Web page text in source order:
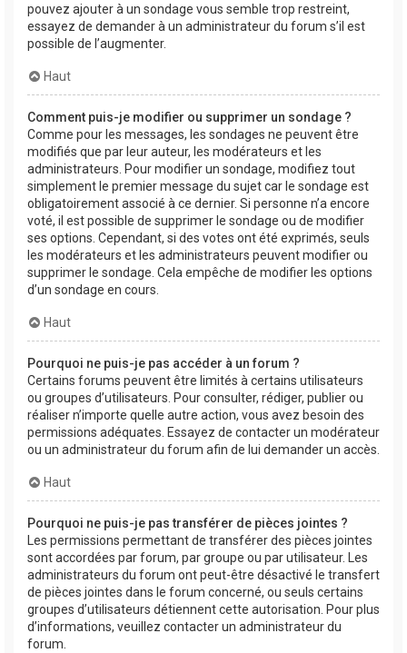
pouvez ajouter à un sondage vous semble trop restreint,
essayez de demander à un administrateur du forum s’il est
possible de l’augmenter.
Haut
Comment puis-je modifier ou supprimer un sondage ?
Comme pour les messages, les sondages ne peuvent être
modifiés que par leur auteur, les modérateurs et les
administrateurs. Pour modifier un sondage, modifiez tout
simplement le premier message du sujet car le sondage est
obligatoirement associé à ce dernier. Si personne n’a encore
voté, il est possible de supprimer le sondage ou de modifier
ses options. Cependant, si des votes ont été exprimés, seuls
les modérateurs et les administrateurs peuvent modifier ou
supprimer le sondage. Cela empêche de modifier les options
d’un sondage en cours.
Haut
Pourquoi ne puis-je pas accéder à un forum ?
Certains forums peuvent être limités à certains utilisateurs
ou groupes d’utilisateurs. Pour consulter, rédiger, publier ou
réaliser n’importe quelle autre action, vous avez besoin des
permissions adéquates. Essayez de contacter un modérateur
ou un administrateur du forum afin de lui demander un accès.
Haut
Pourquoi ne puis-je pas transférer de pièces jointes ?
Les permissions permettant de transférer des pièces jointes
sont accordées par forum, par groupe ou par utilisateur. Les
administrateurs du forum ont peut-être désactivé le transfert
de pièces jointes dans le forum concerné, ou seuls certains
groupes d’utilisateurs détiennent cette autorisation. Pour plus
d’informations, veuillez contacter un administrateur du
forum.